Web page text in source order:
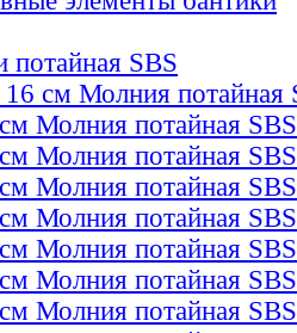
SBS
16 см Молния потайная
Молния потайная SBS
Молния потайная SBS
Молния потайная SBS
Молния потайная SBS
Молния потайная SBS
Молния потайная SBS
Молния потайная SBS